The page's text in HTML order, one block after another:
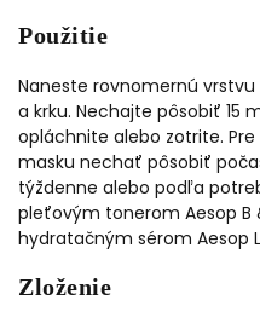
Použitie
Naneste rovnomernú
a krku. Nechajte pôsobiť 15
opláchnite alebo zotrite.
masku nechať pôsobiť
týždenne alebo podľa
pleťovým tonerom Aesop B
hydratačným sérom Aesop
Zloženie